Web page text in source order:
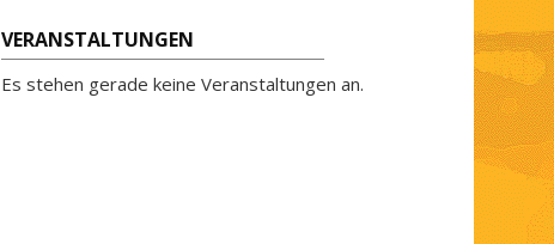
VERANSTALTUNGEN
Es stehen gerade keine Veranstaltungen an.